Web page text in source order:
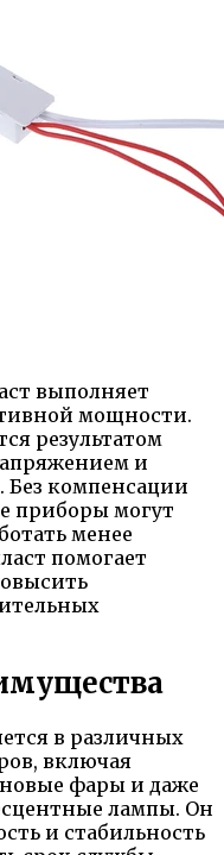
выполняет
мощности.
результатом
и
Без компенсации
приборы могут
менее
помогает
в различных
включая
фары и даже
лампы. Он
и стабильность